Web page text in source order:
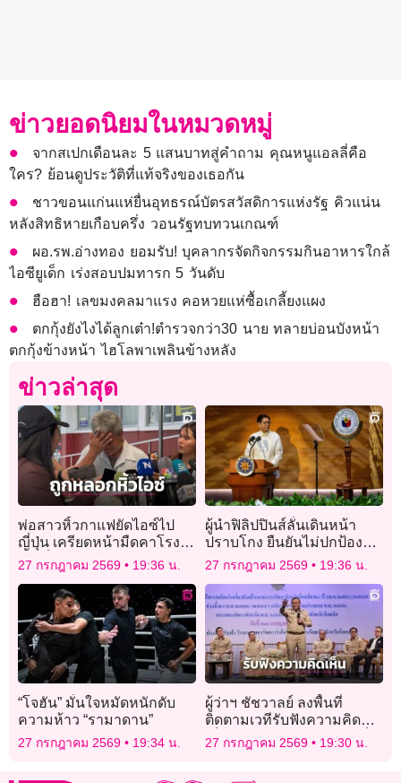
ข่าวยอดนิยมในหมวดหมู่
จากสเปกเดือนละ 5 แสนบาทสู่คำถาม คุณหนูแอลลี่คือ
ใคร? ย้อนดูประวัติที่แท้จริงของเธอกัน
ชาวขอนแก่นแห่ยื่นอุทธรณ์บัตรสวัสดิการแห่งรัฐ คิวแน่น
หลังสิทธิหายเกือบครึ่ง วอนรัฐทบทวนเกณฑ์
ผอ.รพ.อ่างทอง ยอมรับ! บุคลากรจัดกิจกรรมกินอาหารใกล้
ไอซียูเด็ก เร่งสอบปมทารก 5 วันดับ
ฮือฮา! เลขมงคลมาแรง คอหวยแห่ซื้อเกลี้ยงแผง
ตกกุ้งยังไงได้ลูกเต๋า!ตำรวจกว่า30 นาย ทลายบ่อนบังหน้า
ตกกุ้งข้างหน้า ไฮโลพาเพลินข้างหลัง
ข่าวล่าสุด
พ่อสาวหิ้วกาแฟยัดไอซ์ไป
ญี่ปุ่น เครียดหน้ามืดคาโรง
พัก มั่นใจลูกถูกหลอกใช้
27 กรกฎาคม 2569 19:36 น.
ผู้นำฟิลิปปินส์ลั่นเดินหน้า
ปราบโกง ยืนยันไม่ปกป้องคน
ใกล้ชิด
27 กรกฎาคม 2569 19:36 น.
“โจฮัน” มั่นใจหมัดหนักดับ
ความห้าว “รามาดาน”
27 กรกฎาคม 2569 19:34 น.
ผู้ว่าฯ ชัชวาลย์ ลงพื้นที่
ติดตามเวทีรับฟังความคิด
เห็น วางแผนพัฒนา “ร้อยเอ็ด
20 ปี” มุ่งสู่เมืองแห่งความสุข
27 กรกฎาคม 2569 19:30 น.